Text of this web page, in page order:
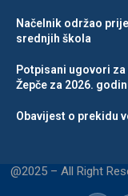
Načelnik održao
srednjih škola
Potpisani ugovori
Žepče za 2026.
Obavijest o prekidu
@2025 – All Right